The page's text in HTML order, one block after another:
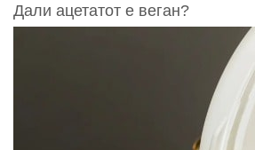
Дали ацетатот е веган?